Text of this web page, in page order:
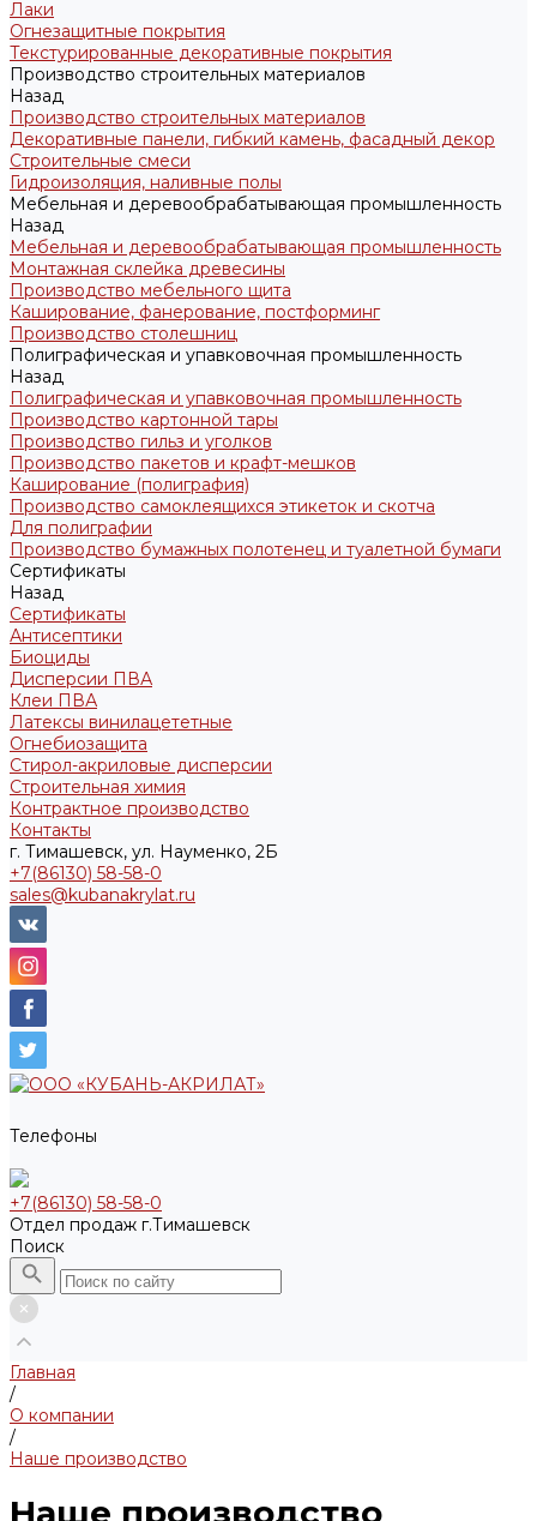
Лаки
Огнезащитные покрытия
Текстурированные декоративные покрытия
Производство строительных материалов
Назад
Производство строительных материалов
Декоративные панели, гибкий камень, фасадный декор
Строительные смеси
Гидроизоляция, наливные полы
Мебельная и деревообрабатывающая промышленность
Назад
Мебельная и деревообрабатывающая промышленность
Монтажная склейка древесины
Производство мебельного щита
Каширование, фанерование, постформинг
Производство столешниц
Полиграфическая и упавковочная промышленность
Назад
Полиграфическая и упавковочная промышленность
Производство картонной тары
Производство гильз и уголков
Производство пакетов и крафт-мешков
Каширование (полиграфия)
Производство самоклеящихся этикеток и скотча
Для полиграфии
Производство бумажных полотенец и туалетной бумаги
Сертификаты
Назад
Сертификаты
Антисептики
Биоциды
Дисперсии ПВА
Клеи ПВА
Латексы винилацететные
Огнебиозащита
Стирол-акриловые дисперсии
Строительная химия
Контрактное производство
Контакты
г. Тимашевск, ул. Науменко, 2Б
+7(86130) 58-58-0
sales@kubanakrylat.ru
Телефоны
+7(86130) 58-58-0
Отдел продаж г.Тимашевск
Поиск
Главная
/
О компании
/
Наше производство
Наше производство